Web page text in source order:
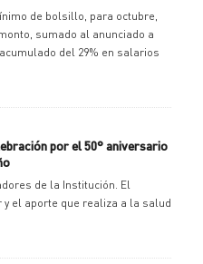
de bolsillo, para octubre,
sumado al anunciado a
del 29% en salarios
por el 50° aniversario
de la Institución. El
el aporte que realiza a la salud